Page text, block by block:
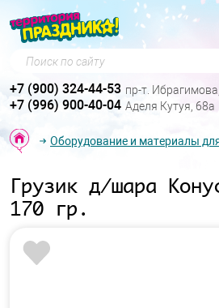
Поиск по сайту
+7 (900) 324-44-53 пр-т.
+7 (996) 900-40-04 Аделя Кутуя, 68а
Оборудование и материалы
Грузик д/шара
170 гр.